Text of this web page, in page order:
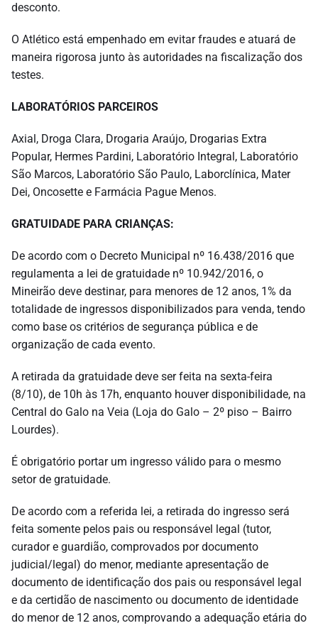
desconto.
O Atlético está empenhado em evitar fraudes e atuará de
maneira rigorosa junto às autoridades na fiscalização dos
testes.
LABORATÓRIOS PARCEIROS
Axial, Droga Clara, Drogaria Araújo, Drogarias Extra
Popular, Hermes Pardini, Laboratório Integral, Laboratório
São Marcos, Laboratório São Paulo, Laborclínica, Mater
Dei, Oncosette e Farmácia Pague Menos.
GRATUIDADE PARA CRIANÇAS:
De acordo com o Decreto Municipal nº 16.438/2016 que
regulamenta a lei de gratuidade nº 10.942/2016, o
Mineirão deve destinar, para menores de 12 anos, 1% da
totalidade de ingressos disponibilizados para venda, tendo
como base os critérios de segurança pública e de
organização de cada evento.
A retirada da gratuidade deve ser feita na sexta-feira
(8/10), de 10h às 17h, enquanto houver disponibilidade, na
Central do Galo na Veia (Loja do Galo – 2º piso – Bairro
Lourdes).
É obrigatório portar um ingresso válido para o mesmo
setor de gratuidade.
De acordo com a referida lei, a retirada do ingresso será
feita somente pelos pais ou responsável legal (tutor,
curador e guardião, comprovados por documento
judicial/legal) do menor, mediante apresentação de
documento de identificação dos pais ou responsável legal
e da certidão de nascimento ou documento de identidade
do menor de 12 anos, comprovando a adequação etária do